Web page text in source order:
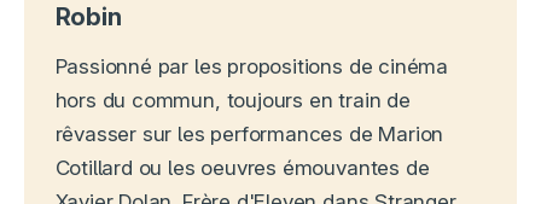
Robin
Passionné par les propositions de cinéma
hors du commun, toujours en train de
rêvasser sur les performances de Marion
Cotillard ou les oeuvres émouvantes de